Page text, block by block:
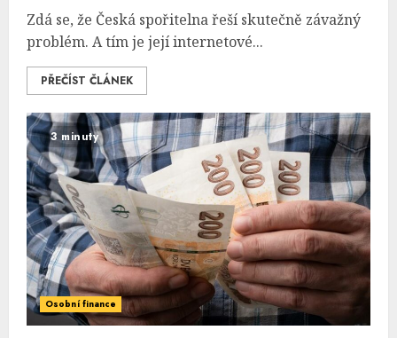
Zdá se, že Česká spořitelna řeší skutečně závažný
problém. A tím je její internetové...
PŘEČÍST ČLÁNEK
3 minuty
Osobní finance